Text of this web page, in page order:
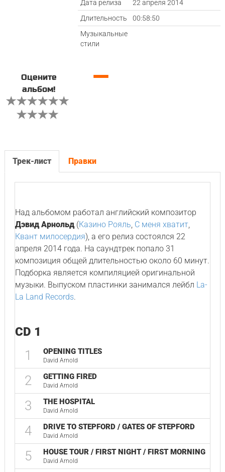
Дата релиза
22 апреля 2014
Длительность
00:58:50
Музыкальные
стили
Оцените
альбом!
—
Трек-лист Правки
Над альбомом работал английский композитор
Дэвид Арнольд(Казино Рояль, С меня хватит,
Квант милосердия), а его релиз состоялся 22
апреля 2014 года. На саундтрек попало 31
композиция общей длительностью около 60 минут.
Подборка является компиляцией оригинальной
музыки. Выпуском пластинки занимался лейбл La-
La Land Records.
CD 1
1 OPENING TITLES
David Arnold
2 GETTING FIRED
David Arnold
3 THE HOSPITAL
David Arnold
4 DRIVE TO STEPFORD / GATES OF STEPFORD
David Arnold
5 HOUSE TOUR / FIRST NIGHT / FIRST MORNING
David Arnold